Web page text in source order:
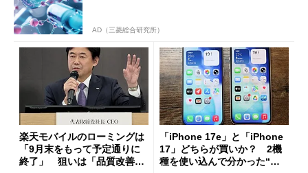
AD（三菱総合研究所）
楽天モバイルのローミングは
「9月末をもって予定通りに
終了」 狙いは「品質改善」
「iPhone 17e」と「iPhone
17」どちらが買いか？ 2機
種を使い込んで分かった“ス